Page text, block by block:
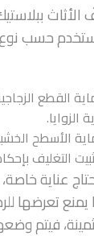
حسب
القطع
الأسطح
التغليف
عناية
تعرضها
فيتم